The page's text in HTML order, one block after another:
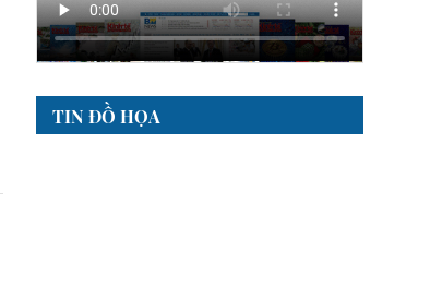
TIN ĐỒ HỌA